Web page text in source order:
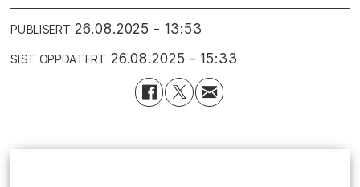
PUBLISERT 26.08.2025 - 13:53
SIST OPPDATERT 26.08.2025 - 15:33